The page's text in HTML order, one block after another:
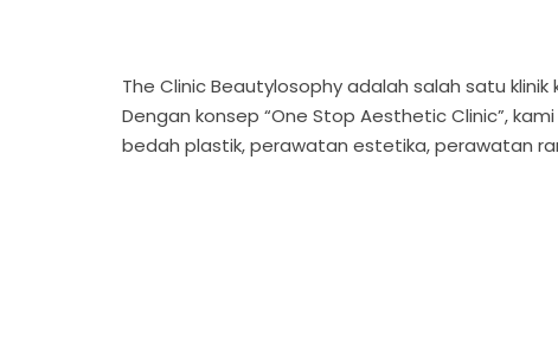
The Clinic Beautylosophy adalah salah satu
Dengan konsep “One Stop Aesthetic Clinic”,
bedah plastik, perawatan estetika, perawatan